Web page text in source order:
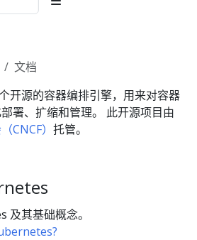
文档
开源的容器编排引擎，用来对容器
署、扩缩和管理。 此开源项目由
CNCF） 托管。
及其基础概念。